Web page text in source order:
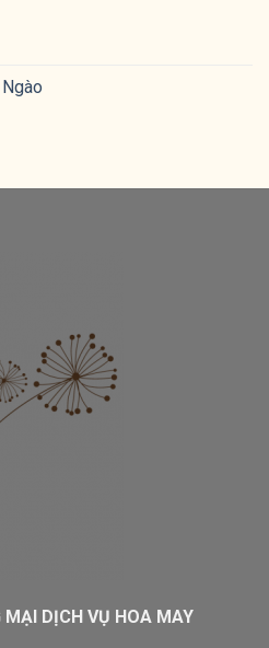
DỊCH VỤ HOA MAY